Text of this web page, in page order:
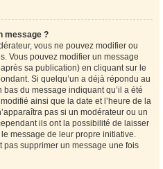
message ?
vous ne pouvez modifier ou
Vous pouvez modifier un message
sa publication) en cliquant sur le
Si quelqu’un a déjà répondu au
bas du message indiquant qu’il a été
ainsi que la date et l’heure de la
pas si un modérateur ou un
ils ont la possibilité de laisser
message de leur propre initiative.
pas supprimer un message une fois